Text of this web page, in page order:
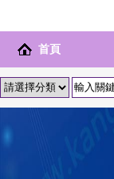
首頁